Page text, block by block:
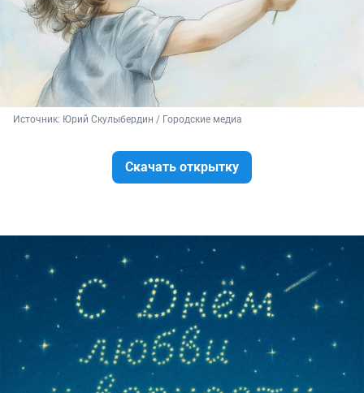
Источник: Юрий Скулыбердин / Городские медиа
Скачать открытку